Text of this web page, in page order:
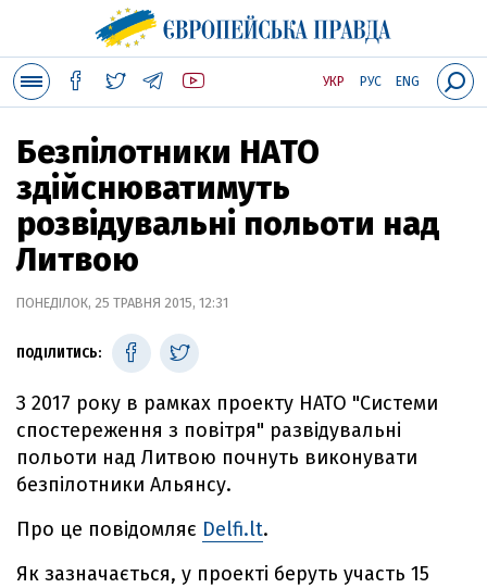
УКР РУС ENG
Безпілотники НАТО
здійснюватимуть
розвідувальні польоти над
Литвою
ПОНЕДІЛОК, 25 ТРАВНЯ 2015, 12:31
ПОДІЛИТИСЬ:
З 2017 року в рамках проекту НАТО "Системи
спостереження з повітря" развідувальні
польоти над Литвою почнуть виконувати
безпілотники Альянсу.
Про це повідомляє Delfi.lt.
Як зазначається, у проекті беруть участь 15